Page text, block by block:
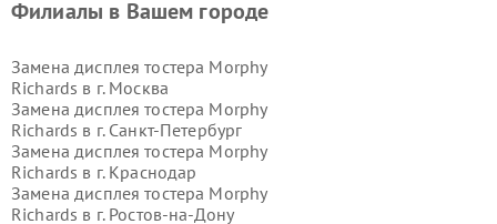
Филиалы в Вашем городе
Замена дисплея тостера Morphy
Richards в г. Москва
Замена дисплея тостера Morphy
Richards в г. Санкт-Петербург
Замена дисплея тостера Morphy
Richards в г. Краснодар
Замена дисплея тостера Morphy
Richards в г. Ростов-на-Дону